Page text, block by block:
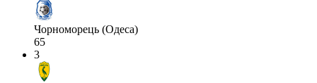
Чорноморець (Одеса)
65
3